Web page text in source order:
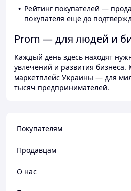
Рейтинг покупателей —
покупателя ещё до
Prom — для людей и
Каждый день здесь находят
увлечений и развития
маркетплейс Украины — для
тысяч предпринимателей.
Покупателям
Продавцам
О нас